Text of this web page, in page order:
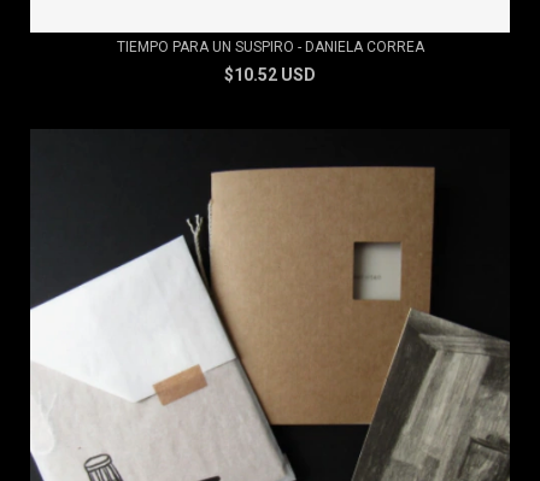
TIEMPO PARA UN SUSPIRO - DANIELA CORREA
$10.52 USD